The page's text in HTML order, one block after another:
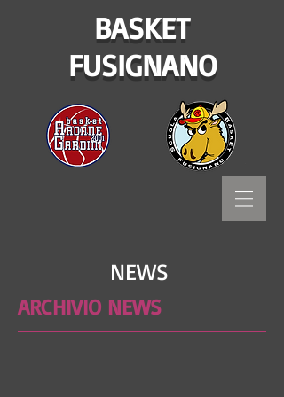
BASKET
FUSIGNANO
NEWS
ARCHIVIO NEWS